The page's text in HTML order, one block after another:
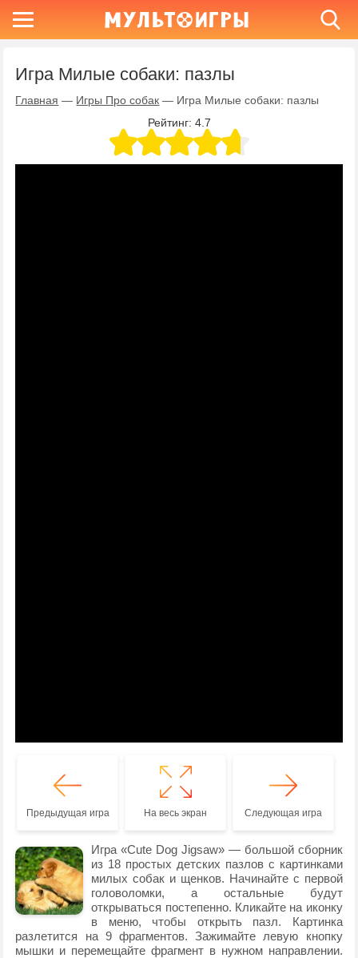
Игра Милые собаки: пазлы
Главная — Игры Про собак — Игра Милые собаки: пазлы
Рейтинг: 4.7
Предыдущая игра На весь экран Следующая игра
Игра «Cute Dog Jigsaw» — большой сборник
из 18 простых детских пазлов с картинками
милых собак и щенков. Начинайте с первой
головоломки, а остальные будут
открываться постепенно. Кликайте на иконку
в меню, чтобы открыть пазл. Картинка
разлетится на 9 фрагментов. Зажимайте левую кнопку
мышки и перемещайте фрагмент в нужном направлении.